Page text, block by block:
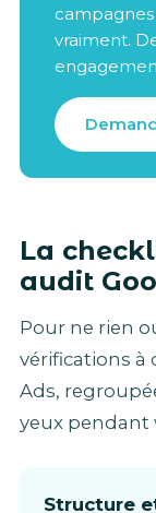
vraiment.
La
audit
Pour ne rien
vérifications à
Ads,
yeux pendant
Structure